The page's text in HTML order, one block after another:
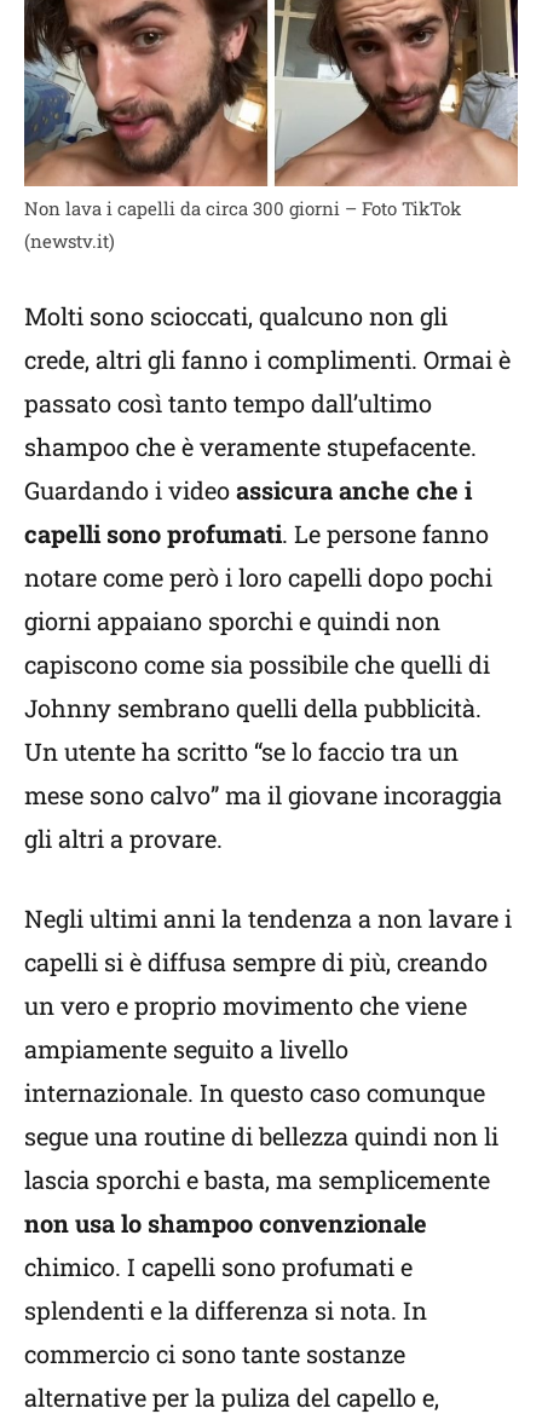
Non lava i capelli da circa 300 giorni – Foto TikTok
(newstv.it)
Molti sono scioccati, qualcuno non gli
crede, altri gli fanno i complimenti. Ormai è
passato così tanto tempo dall’ultimo
shampoo che è veramente stupefacente.
Guardando i videoassicura anche che i
capelli sono profumati. Le persone fanno
notare come però i loro capelli dopo pochi
giorni appaiano sporchi e quindi non
capiscono come sia possibile che quelli di
Johnny sembrano quelli della pubblicità.
Un utente ha scritto “se lo faccio tra un
mese sono calvo” ma il giovane incoraggia
gli altri a provare.
Negli ultimi anni la tendenza a non lavare i
capelli si è diffusa sempre di più, creando
un vero e proprio movimento che viene
ampiamente seguito a livello
internazionale. In questo caso comunque
segue una routine di bellezza quindi non li
lascia sporchi e basta, ma semplicemente
non usa lo shampoo convenzionale
chimico. I capelli sono profumati e
splendenti e la differenza si nota. In
commercio ci sono tante sostanze
alternative per la puliza del capello e,